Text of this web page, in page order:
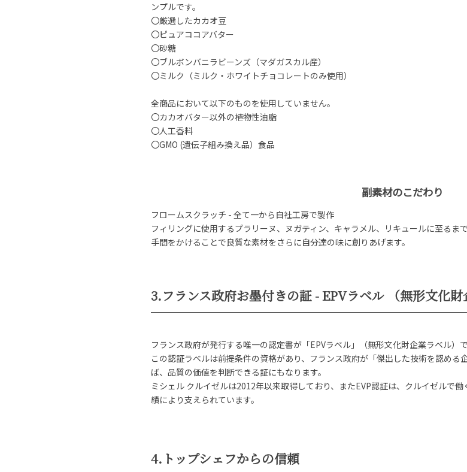
ンプルです。
〇厳選したカカオ豆
〇ピュアココアバター
〇砂糖
〇ブルボンバニラビーンズ（マダガスカル産）
〇ミルク（ミルク・ホワイトチョコレートのみ使用）
全商品において以下のものを使用していません。
〇カカオバター以外の植物性油脂
〇人工香料
〇GMO (遺伝子組み換え品）食品
副素材のこだわり
フロームスクラッチ - 全て一から自社工房で製作
フィリングに使用するプラリーヌ、ヌガティン、キャラメル、リキュールに至るま
手間をかけることで良質な素材をさらに自分達の味に創りあげます。
3.フランス政府お墨付きの証 - EPVラベル （無形文化財
フランス政府が発行する唯一の認定書が「EPVラベル」（無形文化財企業ラベル）で
この認証ラベルは前提条件の資格があり、フランス政府が「傑出した技術を認める
ば、品質の価値を判断できる証にもなります。
ミシェル クルイゼルは2012年以来取得しており、またEVP認証は、クルイゼルで
績により支えられています。
4.トップシェフからの信頼